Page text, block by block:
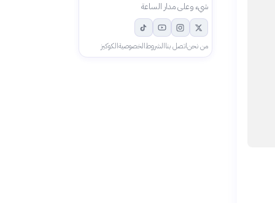
شيء وعلى مدار الساعة
من نحناتصل بناالشروطالخصوصيةالكوكيز